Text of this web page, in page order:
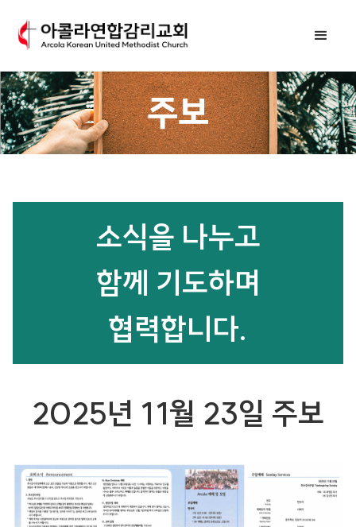
주보
소식을 나누고
함께 기도하며
협력합니다.
2025년 11월 23일 주보